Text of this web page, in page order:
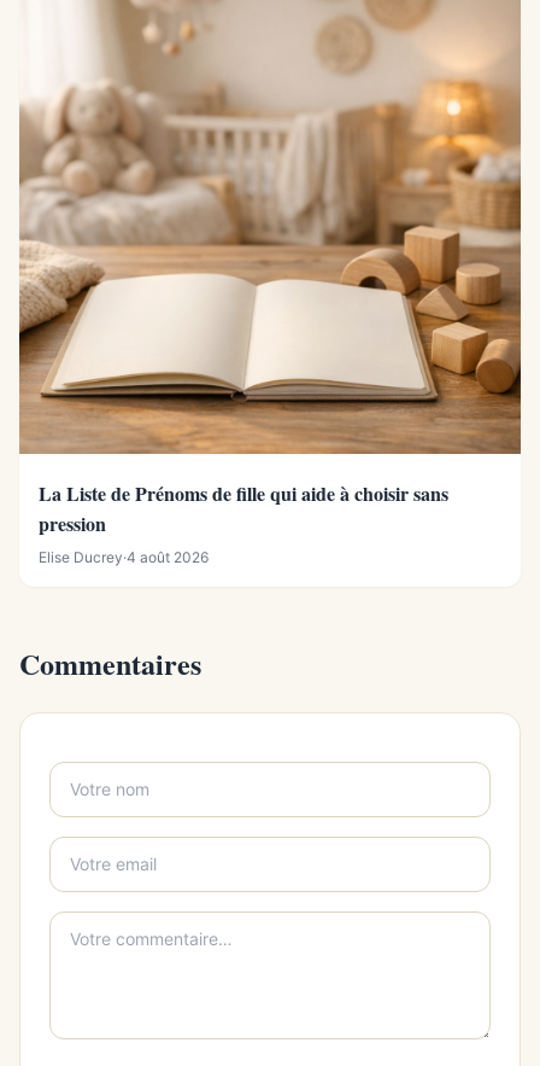
La Liste de Prénoms de fille qui aide à choisir sans
pression
Elise Ducrey·4 août 2026
Commentaires